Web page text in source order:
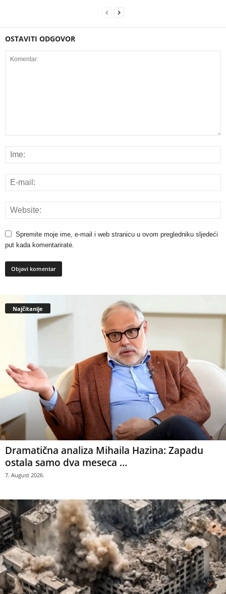
OSTAVITI ODGOVOR
Spremite moje ime, e-mail i web stranicu u ovom pregledniku sljedeći
put kada komentarirate.
Najčitanije
Dramatična analiza Mihaila Hazina: Zapadu
ostala samo dva meseca …
7. August 2026.